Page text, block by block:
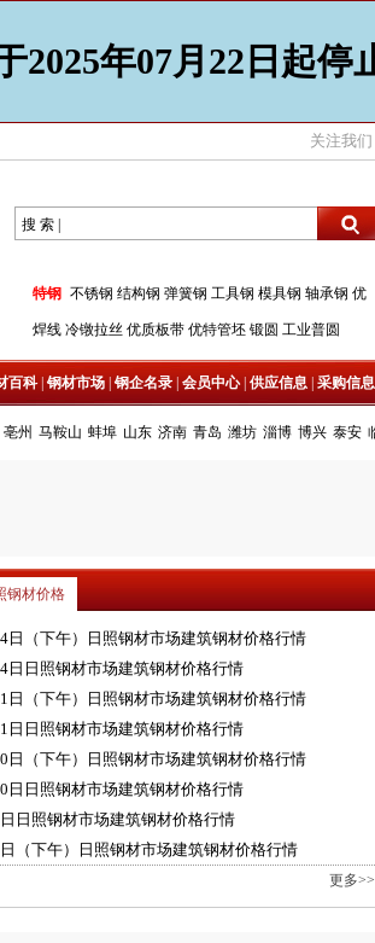
2025年07月22日起停
关注我们
搜 索 |
特钢 不锈钢 结构钢 弹簧钢 工具钢 模具钢 轴承钢 优
焊线 冷镦拉丝 优质板带 优特管坯 锻圆 工业普圆
百科| 钢材市场 钢企名录 会员中心| 供应信息 采购信息
亳州 马鞍山 蚌埠 山东 济南 青岛 潍坊 淄博 博兴 泰安
钢材价格
日（下午）日照钢材市场建筑钢材价格行情
日日照钢材市场建筑钢材价格行情
日（下午）日照钢材市场建筑钢材价格行情
日日照钢材市场建筑钢材价格行情
日（下午）日照钢材市场建筑钢材价格行情
日日照钢材市场建筑钢材价格行情
日照钢材市场建筑钢材价格行情
（下午）日照钢材市场建筑钢材价格行情
更多>>